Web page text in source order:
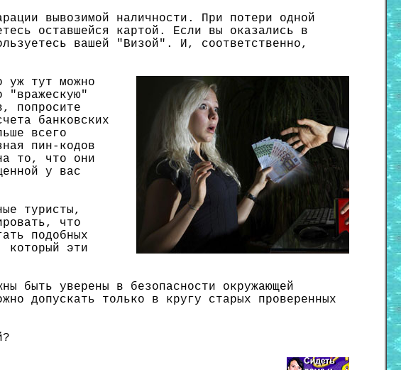
вывозимой наличности. При потери одной
оставшейся картой. Если вы оказались в
вашей "Визой". И, соответственно,
уж тут можно
"вражескую"
попросите
банковских
всего
пин-кодов
то, что они
у вас
туристы,
что
подобных
который эти
быть уверены в безопасности окружающей
допускать только в кругу старых проверенных